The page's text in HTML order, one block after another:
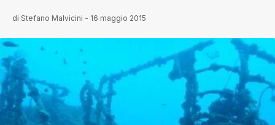
di Stefano Malvicini - 16 maggio 2015